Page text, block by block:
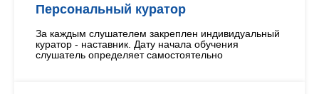
Персональный куратор
За каждым слушателем закреплен индивидуальный
куратор - наставник. Дату начала обучения
слушатель определяет самостоятельно